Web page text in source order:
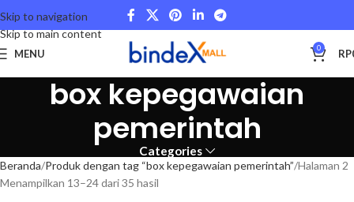
Skip to navigation
Skip to main content
MENU 0 RP
box kepegawaian
pemerintah
Categories
Beranda Produk dengan tag “box kepegawaian pemerintah” Halaman 2
Menampilkan 13–24 dari 35 hasil